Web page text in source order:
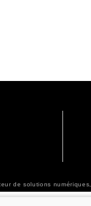
de solutions numériques,